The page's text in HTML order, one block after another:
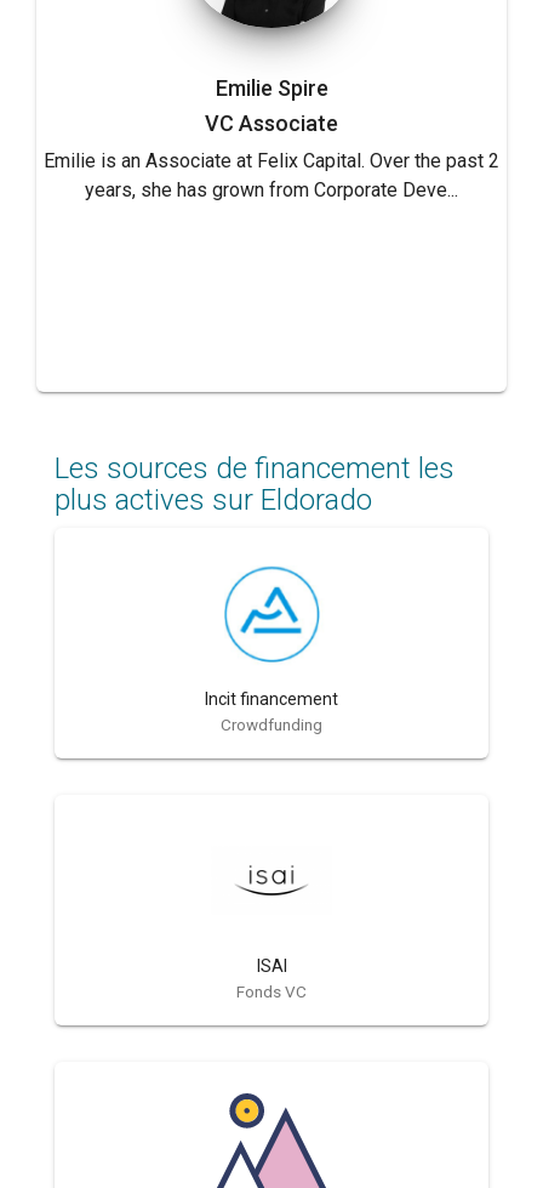
Emilie Spire
VC Associate
Emilie is an Associate at Felix Capital. Over the past 2
years, she has grown from Corporate Deve...
Les sources de financement les
plus actives sur Eldorado
Incit financement
Crowdfunding
ISAI
Fonds VC